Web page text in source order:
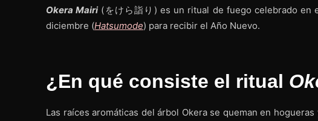
Okera Mairi(をけら詣り) es un ritual de fuego celebrado en
diciembre (Hatsumode) para recibir el Año Nuevo.
¿En qué consiste el ritual
Las raíces aromáticas del árbol Okera se queman en